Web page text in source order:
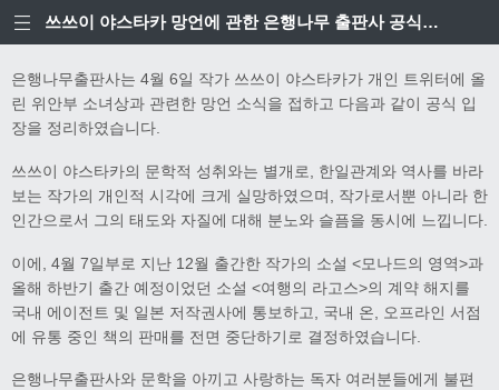
쓰쓰이 야스타카 망언에 관한 은행나무 출판사 공식입장
은행나무출판사는 4월 6일 작가 쓰쓰이 야스타카가 개인 트위터에 올
린 위안부 소녀상과 관련한 망언 소식을 접하고 다음과 같이 공식 입
장을 정리하였습니다.
쓰쓰이 야스타카의 문학적 성취와는 별개로, 한일관계와 역사를 바라
보는 작가의 개인적 시각에 크게 실망하였으며, 작가로서뿐 아니라 한
인간으로서 그의 태도와 자질에 대해 분노와 슬픔을 동시에 느낍니다.
이에, 4월 7일부로 지난 12월 출간한 작가의 소설 <모나드의 영역>과
올해 하반기 출간 예정이었던 소설 <여행의 라고스>의 계약 해지를
국내 에이전트 및 일본 저작권사에 통보하고, 국내 온, 오프라인 서점
에 유통 중인 책의 판매를 전면 중단하기로 결정하였습니다.
은행나무출판사와 문학을 아끼고 사랑하는 독자 여러분들에게 불편